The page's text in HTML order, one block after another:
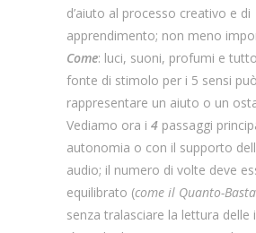
d’aiuto al processo creativo e di
apprendimento; non meno
Come: luci, suoni, profumi e
fonte di stimolo per i 5 sensi può
rappresentare un aiuto o un
Vediamo ora i 4 passaggi
autonomia o con il supporto
audio; il numero di volte deve
equilibrato (come il Quanto-
senza tralasciare la lettura delle